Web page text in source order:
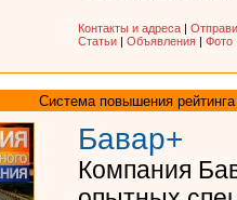
Контакты и адреса |
Статьи | Объявления | Фото
Система повышения рейтинга
Бавар+
Компания